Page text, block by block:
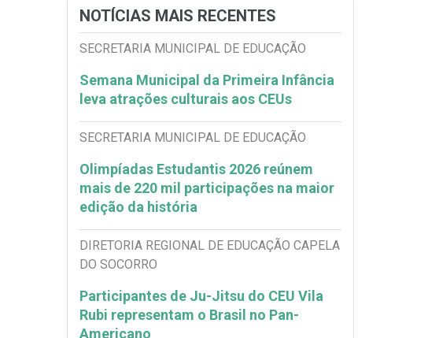
NOTÍCIAS MAIS RECENTES
SECRETARIA MUNICIPAL DE EDUCAÇÃO
Semana Municipal da Primeira Infância
leva atrações culturais aos CEUs
SECRETARIA MUNICIPAL DE EDUCAÇÃO
Olimpíadas Estudantis 2026 reúnem
mais de 220 mil participações na maior
edição da história
DIRETORIA REGIONAL DE EDUCAÇÃO CAPELA
DO SOCORRO
Participantes de Ju-Jitsu do CEU Vila
Rubi representam o Brasil no Pan-
Americano